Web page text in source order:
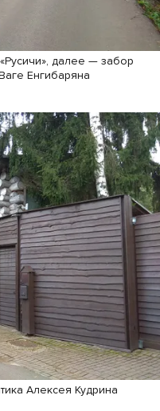
далее — забор
Енгибаряна
Алексея Кудрина